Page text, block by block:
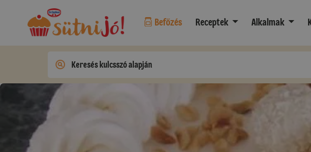
Befőzés Receptek Alkalmak